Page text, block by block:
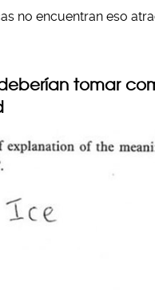
no encuentran eso
tomar